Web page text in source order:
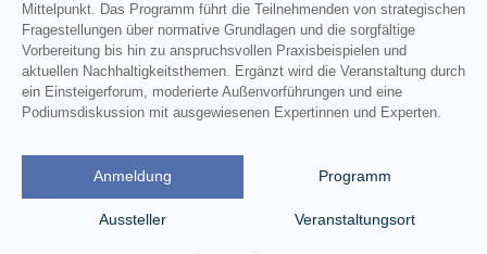
Mittelpunkt. Das Programm führt die Teilnehmenden von strategischen
Fragestellungen über normative Grundlagen und die sorgfältige
Vorbereitung bis hin zu anspruchsvollen Praxisbeispielen und
aktuellen Nachhaltigkeitsthemen. Ergänzt wird die Veranstaltung durch
ein Einsteigerforum, moderierte Außenvorführungen und eine
Podiumsdiskussion mit ausgewiesenen Expertinnen und Experten.
Anmeldung Programm
Aussteller Veranstaltungsort